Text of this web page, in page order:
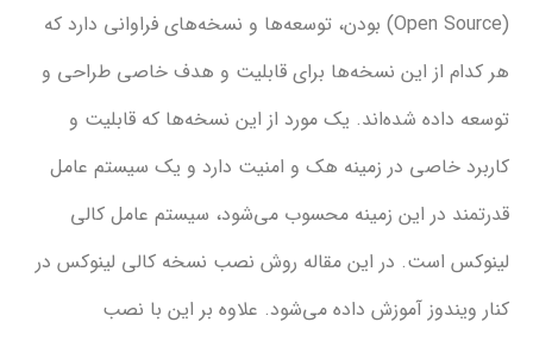
(Open Source) بودن، توسعه‌ها و نسخه‌های فراوانی دارد که
از این نسخه‌ها برای قابلیت و هدف خاصی طراحی و
شده‌اند. یک مورد از این نسخه‌ها که قابلیت و
خاصی در زمینه هک و امنیت دارد و یک سیستم عامل
در این زمینه محسوب می‌شود، سیستم عامل کالی
است. در این مقاله روش نصب نسخه کالی لینوکس در
آموزش داده می‌شود. علاوه بر این با نصب